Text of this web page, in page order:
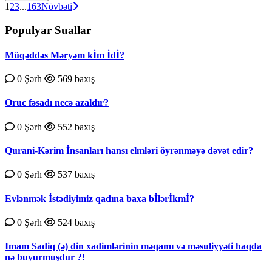
1 23...163Növbəti
Populyar Suallar
Müqəddəs Məryəm kİm İdİ?
0 Şərh 569 baxış
Oruc fəsadı necə azaldır?
0 Şərh 552 baxış
Qurаni-Kərim İnsаnlаrı hаnsı еlmləri öyrənməyə dəvət еdir?
0 Şərh 537 baxış
Evlənmək İstədiyimiz qadına baxa bİlərİkmİ?
0 Şərh 524 baxış
Imam Sadiq (ə) din xadimlərinin məqamı və məsuliyyəti haqda
nə buyurmuşdur ?!